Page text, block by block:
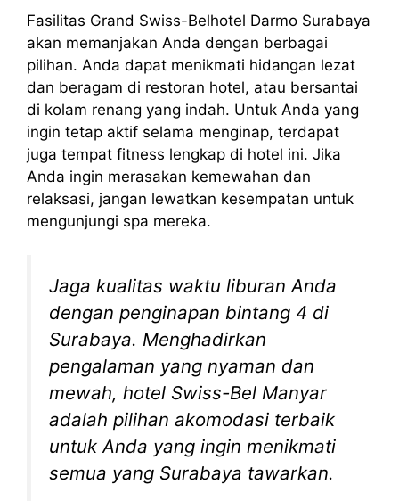
Fasilitas Grand Swiss-Belhotel Darmo Surabaya
akan memanjakan Anda dengan berbagai
pilihan. Anda dapat menikmati hidangan lezat
dan beragam di restoran hotel, atau bersantai
di kolam renang yang indah. Untuk Anda yang
ingin tetap aktif selama menginap, terdapat
juga tempat fitness lengkap di hotel ini. Jika
Anda ingin merasakan kemewahan dan
relaksasi, jangan lewatkan kesempatan untuk
mengunjungi spa mereka.
Jaga kualitas waktu liburan Anda
dengan penginapan bintang 4 di
Surabaya. Menghadirkan
pengalaman yang nyaman dan
mewah, hotel Swiss-Bel Manyar
adalah pilihan akomodasi terbaik
untuk Anda yang ingin menikmati
semua yang Surabaya tawarkan.